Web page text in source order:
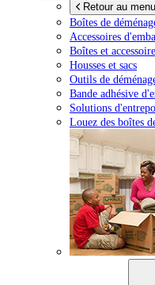
Retour au
Boîtes de
Accessoires
Boîtes et
Housses et sacs
Outils de
Bande adhésive
Solutions
Louez des boîtes